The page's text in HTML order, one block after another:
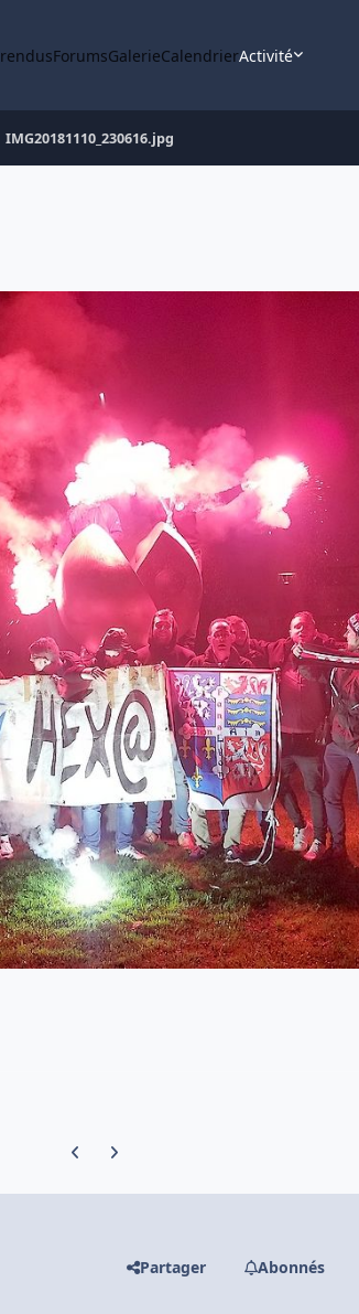
ForumsGalerieCalendrierActivité
IMG20181110_230616.jpg
Previous carousel slide
Next carousel slide
Partager Abonnés